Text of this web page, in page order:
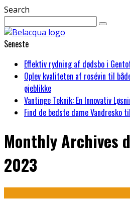
Search
Seneste
Effektiv rydning af dødsbo i
Oplev kvaliteten af rosévin til
øjeblikke
Vantinge Teknik: En Innovativ
Find de bedste dame
Monthly Archives
2023